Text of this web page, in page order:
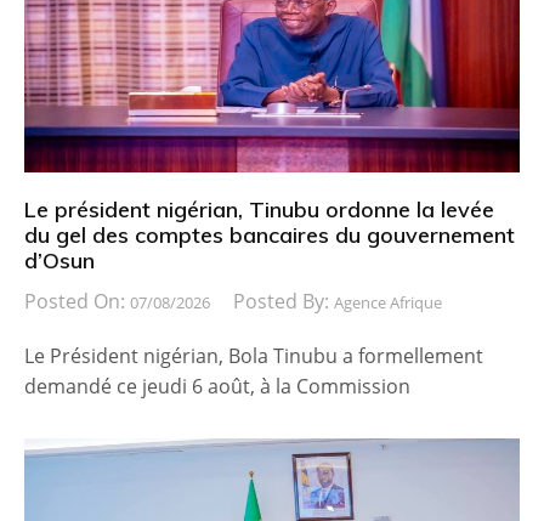
Le président nigérian, Tinubu ordonne la levée
du gel des comptes bancaires du gouvernement
d’Osun
Posted On: 07/08/2026 Posted By: Agence Afrique
Le Président nigérian, Bola Tinubu a formellement
demandé ce jeudi 6 août, à la Commission